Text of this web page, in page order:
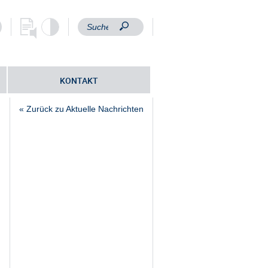
KONTAKT
« Zurück zu Aktuelle Nachrichten